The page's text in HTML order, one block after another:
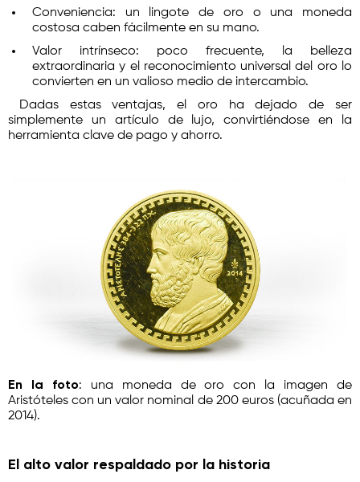
Conveniencia: un lingote de oro o una moneda
costosa caben fácilmente en su mano.
Valor intrínseco: poco frecuente, la belleza
extraordinaria y el reconocimiento universal del oro lo
convierten en un valioso medio de intercambio.
Dadas estas ventajas, el oro ha dejado de ser
simplemente un artículo de lujo, convirtiéndose en la
herramienta clave de pago y ahorro.
En la foto: una moneda de oro con la imagen de
Aristóteles con un valor nominal de 200 euros (acuñada en
2014).
El alto valor respaldado por la historia